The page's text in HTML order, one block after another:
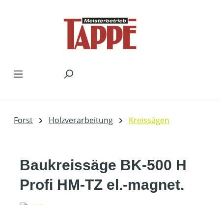
Forst Holzverarbeitung Kreissägen
Baukreissäge BK-500 H
Profi HM-TZ el.-magnet.